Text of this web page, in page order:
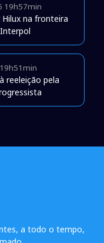
19h57min
na fronteira
reeleição pela
a todo o tempo,